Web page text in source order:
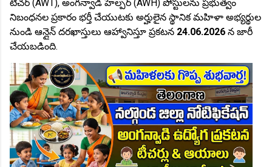
టీచర్ (AWT), అంగన్వాడీ హెల్పర్ (AWH) పోస్టులను ప్రభుత్వం
నిబంధనల ప్రకారం భర్తీ చేయుటకు అర్హులైన స్థానిక మహిళా అభ్యర్థుల
నుండి ఆన్లైన్ దరఖాస్తులు ఆహ్వానిస్తూ ప్రకటన 24.06.2026 న జారీ
చేయబడింది.